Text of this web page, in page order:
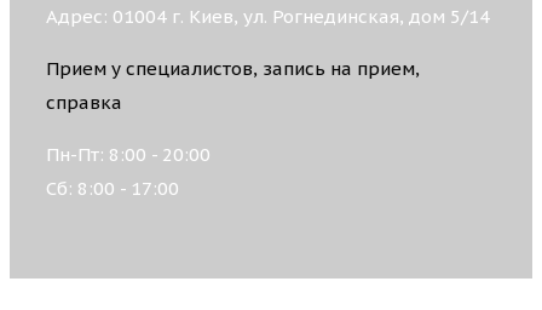
Адрес: 01004 г. Киев, ул. Рогнединская, дом 5/14
Прием у специалистов, запись на прием,
справка
Пн-Пт: 8:00 - 20:00
Сб: 8:00 - 17:00